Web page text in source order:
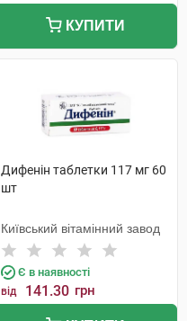
КУПИТИ
Дифенін таблетки 117 мг 60
шт
Київський вітамінний завод
Є в наявності
від 141.30 грн